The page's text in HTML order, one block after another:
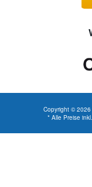
Copyright ©
* Alle Preise